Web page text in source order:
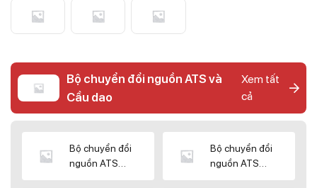
Bộ chuyển đổi nguồn ATS và
Cầu dao
Xem tất
cả
Bộ chuyển đổi
nguồn ATS
Bộ chuyển đổi
nguồn ATS